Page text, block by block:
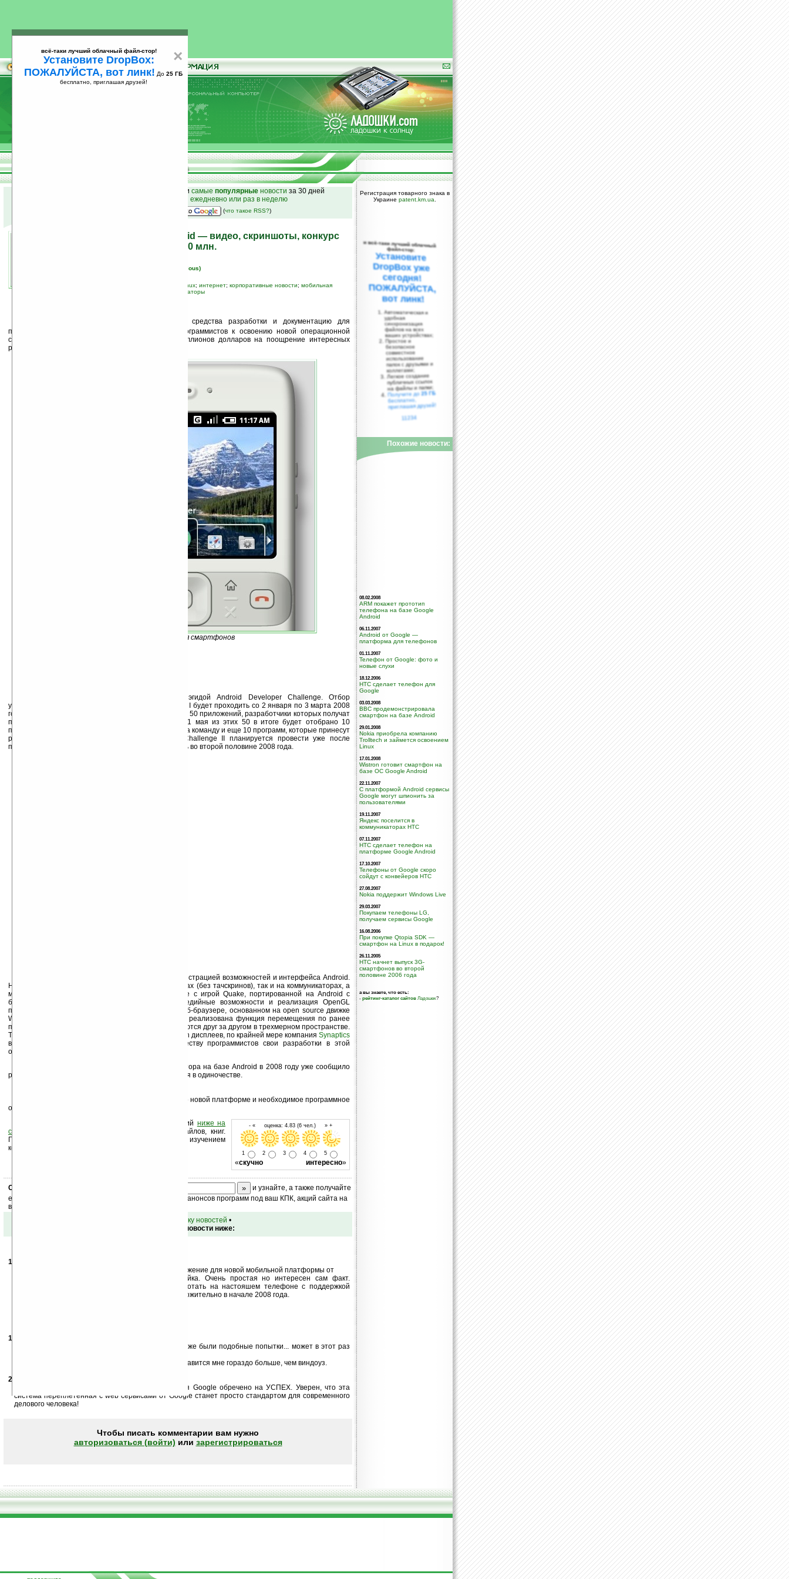
25
и самые популярные новости за 30 дней
на email ежедневно или раз в неделю
(что такое RSS?)
Платформа Google Android — видео, скриншоты, конкурс
для программистов на $10 млн.
Вячеслав Черников (devious)
Linux; интернет; корпоративные новости; мобильная
смартфоны и коммуникаторы
выпустила средства разработки и документацию для
платформы Android. Чтобы простимулировать программистов к освоению новой операционной
системы с отрытым код, Google выделила 10 миллионов долларов на поощрение интересных
разработок.
Android, версия для смартфонов
Планируется провести два конкурса под эгидой Android Developer Challenge. Отбор
участников для первого Android Developer Challenge I будет проходить со 2 января по 3 марта 2008
года. На первом этапе этого конкурса будет выбрано 50 приложений, разработчики которых получат
по $25 тыс. для дальнейшего развития идеи. До 1 мая из этих 50 в итоге будет отобрано 10
проектов, создатели которых получат по $275 тыс. на команду и еще 10 программ, которые принесут
разработчикам по $100 тыс. Android Developer Challenge II планируется провести уже после
появления первых устройств на базе Android, то есть во второй половине 2008 года.
с демонстрацией возможностей и интерфейса Android.
Новая ОС вполне работоспособна как на смартфонах (без тачскринов), так и на коммуникаторах, а
мощная аппаратная часть легко справляется даже с игрой Quake, портированной на Android с
большого Linux. К чести разработчиков, мультимедийные возможности и реализация OpenGL
применяются не только в играх. Так, например, в веб-браузере, основанном на open source движке
WebKit (с полноценной поддержкой AJAX), красиво реализована функция перемещения по ранее
посещенным сайтам — страницы просто выстраиваются друг за другом в трехмерном пространстве.
Также поговаривают о поддержке в Android multi-touch дисплеев, по крайней мере компания Synaptics
выступила с
, что представит сообществу программистов свои разработки в этой
области.
О своем намерении выпустить 2-3 коммуникатора на базе Android в 2008 году уже сообщило
руководство компании
, которая вряд ли окажется в одиночестве.
Желающие могут найти полную информацию о новой платформе и необходимое программное
обеспечение на сайте
- « оценка: 4.83 (6 чел.) » +
1 2 3 4 5
«скучно интересно»
Оцените новость и оставьте свой комментарий ниже на
странице
на рассылку новостей, файлов, книг.
Поддержите Ладошки своей посещаемостью, изучением
коммерческой информации, ссылками.
Скоро
и узнайте, а также получайте
ежедневный или еженедельный дайджест новостей, анонсов программ под ваш КПК, акций сайта на
ваш почтовый ящик.
вернуться к списку новостей •
Обсуждение этой новости ниже:
14.11.2007
Cегодня (14 ноября) было выпущено первое приложение для новой мобильной платформы от
Гугл — Андройд. Это игра под названием Змейка. Очень простая но интересен сам факт.
Тестировалась игра на эмуляторе и должна работать на настояшем телефоне с поддержкой
Андройда. Телефоны появятся на рынках предположительно в начале 2008 года.
14.11.2007
Если это будет работать, то будет превосходно. Уже были подобные попытки... может в этот раз
В любом случае, линукс в мобильном устройстве нравится мне гораздо больше, чем виндоуз.
20.11.2007
Мне кажется, что любое дело за которое берется Google обречено на УСПЕХ. Уверен, что эта
система переплетенная с web сервисами от Google станет просто стандартом для современного
делового человека!
Чтобы писать комментарии вам нужно
авторизоваться (войти) или зарегистрироваться
Регистрация товарного знака в
Украине patent.km.ua
×
всё-таки лучший облачный файл-стор!
Установите DropBox:
ПОЖАЛУЙСТА, вот линк! До 25 ГБ
бесплатно, приглашая друзей!
и всё-таки лучший облачный
файл-стор:
Установите
DropBox уже
сегодня!
ПОЖАЛУЙСТА,
вот линк!
Автоматическая и
удобная
синхронизация
файлов на всех
ваших устройствах;
Простое и
безопасное
совместное
использование
папок с друзьями и
коллегами;
Легкое создание
публичных ссылок
на файлы и папки;
Получите до25 ГБ
бесплатно,
приглашая друзей!
11234
Похожие новости:
08.02.2008
ARM покажет прототип
телефона на базе Google
Android
06.11.2007
Android от Google —
платформа для телефонов
01.11.2007
Телефон от Google: фото и
новые слухи
18.12.2006
HTC сделает телефон для
Google
03.03.2008
BBC продемонстрировала
смартфон на базе Android
29.01.2008
Nokia приобрела компанию
Trolltech и займется освоением
Linux
17.01.2008
Wistron готовит смартфон на
базе ОС Google Android
22.11.2007
С платформой Android сервисы
Google могут шпионить за
пользователями
19.11.2007
Яндекс поселится в
коммуникаторах HTC
07.11.2007
HTC сделает телефон на
платформе Google Android
17.10.2007
Телефоны от Google скоро
сойдут с конвейеров HTC
27.08.2007
Nokia поддержит Windows Live
29.03.2007
Покупаем телефоны LG,
получаем сервисы Google
16.08.2006
При покупке Qtopia SDK —
смартфон на Linux в подарок!
26.11.2005
HTC начнет выпуск 3G-
смартфонов во второй
половине 2006 года
а вы знаете, что есть:
- рейтинг-каталог сайтов Ладошек?